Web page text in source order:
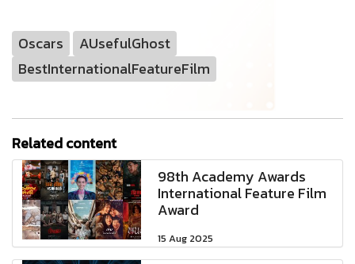
Oscars
AUsefulGhost
BestInternationalFeatureFilm
Related content
98th Academy Awards
International Feature Film
Award
15 Aug 2025